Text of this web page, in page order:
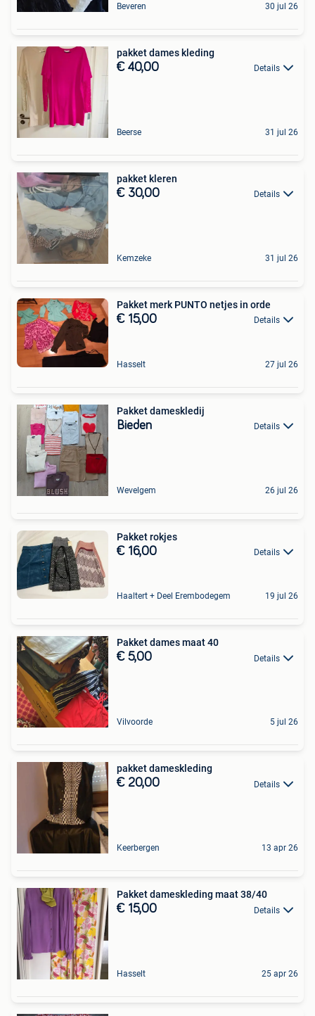
Beveren 30 jul 26
pakket dames kleding
€ 40,00 Details
Beerse 31 jul 26
pakket kleren
€ 30,00 Details
Kemzeke 31 jul 26
Pakket merk PUNTO netjes in orde
€ 15,00 Details
Hasselt 27 jul 26
Pakket dameskledij
Bieden Details
Wevelgem 26 jul 26
Pakket rokjes
€ 16,00 Details
Haaltert + Deel Erembodegem 19 jul 26
Pakket dames maat 40
€ 5,00 Details
Vilvoorde 5 jul 26
pakket dameskleding
€ 20,00 Details
Keerbergen 13 apr 26
Pakket dameskleding maat 38/40
€ 15,00 Details
Hasselt 25 apr 26